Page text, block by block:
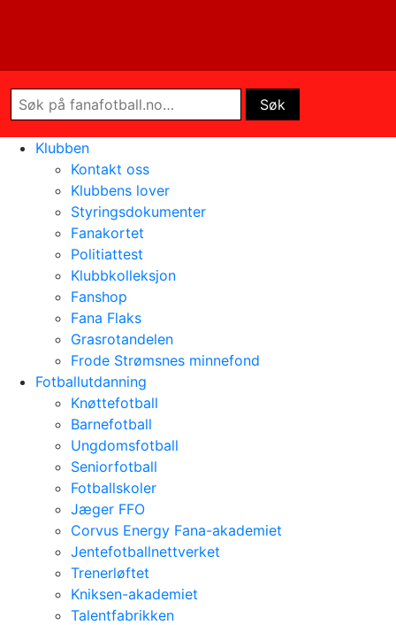
Klubben
Kontakt oss
Klubbens lover
Styringsdokumenter
Fanakortet
Politiattest
Klubbkolleksjon
Fanshop
Fana Flaks
Grasrotandelen
Frode Strømsnes minnefond
Fotballutdanning
Knøttefotball
Barnefotball
Ungdomsfotball
Seniorfotball
Fotballskoler
Jæger FFO
Corvus Energy Fana-akademiet
Jentefotballnettverket
Trenerløftet
Kniksen-akademiet
Talentfabrikken